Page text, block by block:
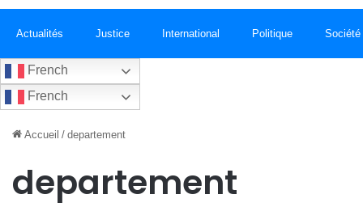
Actualités Justice International Politique Société
French
French
Accueil / departement
departement